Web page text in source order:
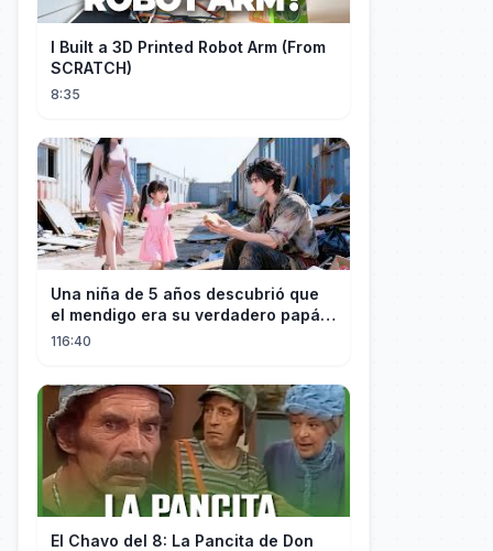
I Built a 3D Printed Robot Arm (From
SCRATCH)
8:35
Una niña de 5 años descubrió que
el mendigo era su verdadero papá y
salvó a su familia
116:40
El Chavo del 8: La Pancita de Don